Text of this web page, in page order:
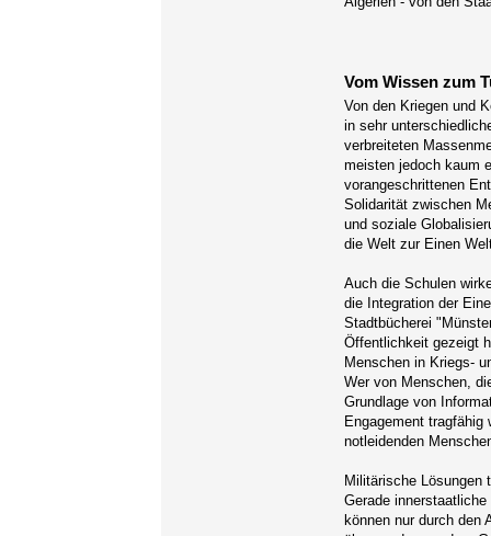
Vom Wissen zum
Von den Kriegen und
in sehr
verbreiteten
meisten jedoch kaum
vorangeschrittenen
Solidarität zwischen
und soziale
die Welt zur Einen
Auch die Schulen
die Integration der
Stadtbücherei
Öffentlichkeit gezeigt
Menschen in Kriegs-
Wer von Menschen,
Grundlage von
Engagement
notleidenden
Militärische Lösungen
Gerade
können nur durch den